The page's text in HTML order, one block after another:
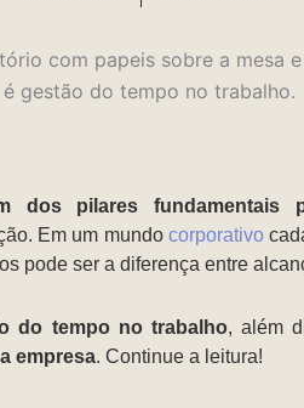
pilares fundamentais
Em um mundo corporativo
pode ser a diferença entre
do tempo no trabalho, além
empresa. Continue a leitura!